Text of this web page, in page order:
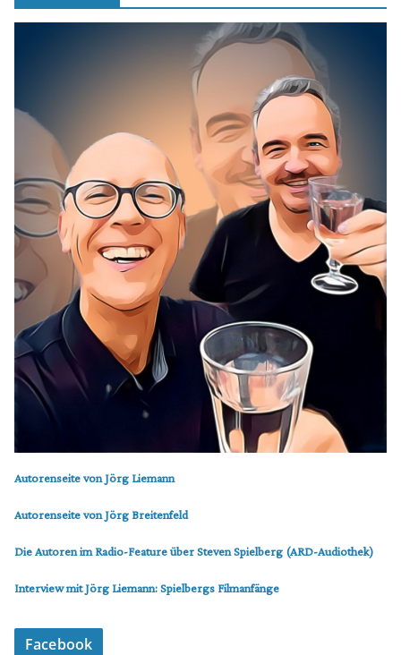
Autorenseite von Jörg Liemann
Autorenseite von Jörg Breitenfeld
Die Autoren im Radio-Feature über Steven Spielberg (ARD-Audiothek)
Interview mit Jörg Liemann: Spielbergs Filmanfänge
Facebook